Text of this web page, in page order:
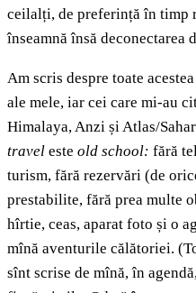
ceilalți, de preferință în timp
înseamnă însă deconectarea
Am scris despre toate
ale mele, iar cei care mi-au
Himalaya, Anzi și Atlas/
travel este old school: fără
turism, fără rezervări (de
prestabilite, fără prea multe
hîrtie, ceas, aparat foto și o
mînă aventurile călătoriei.
sînt scrise de mînă, în